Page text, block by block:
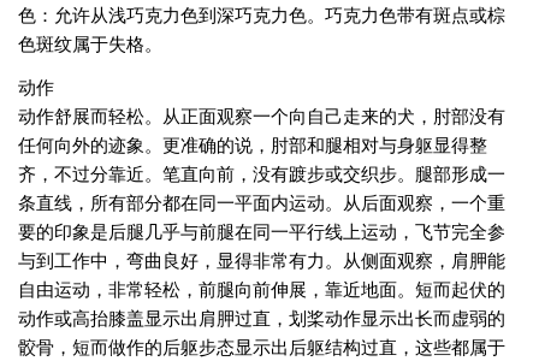
色：允许从浅巧克力色到深巧克力色。巧克力色带有斑点或棕
色斑纹属于失格。
动作
动作舒展而轻松。从正面观察一个向自己走来的犬，肘部没有
任何向外的迹象。更准确的说，肘部和腿相对与身躯显得整
齐，不过分靠近。笔直向前，没有踱步或交织步。腿部形成一
条直线，所有部分都在同一平面内运动。从后面观察，一个重
要的印象是后腿几乎与前腿在同一平行线上运动，飞节完全参
与到工作中，弯曲良好，显得非常有力。从侧面观察，肩胛能
自由运动，非常轻松，前腿向前伸展，靠近地面。短而起伏的
动作或高抬膝盖显示出肩胛过直，划桨动作显示出长而虚弱的
骹骨，短而做作的后躯步态显示出后躯结构过直，这些都属于